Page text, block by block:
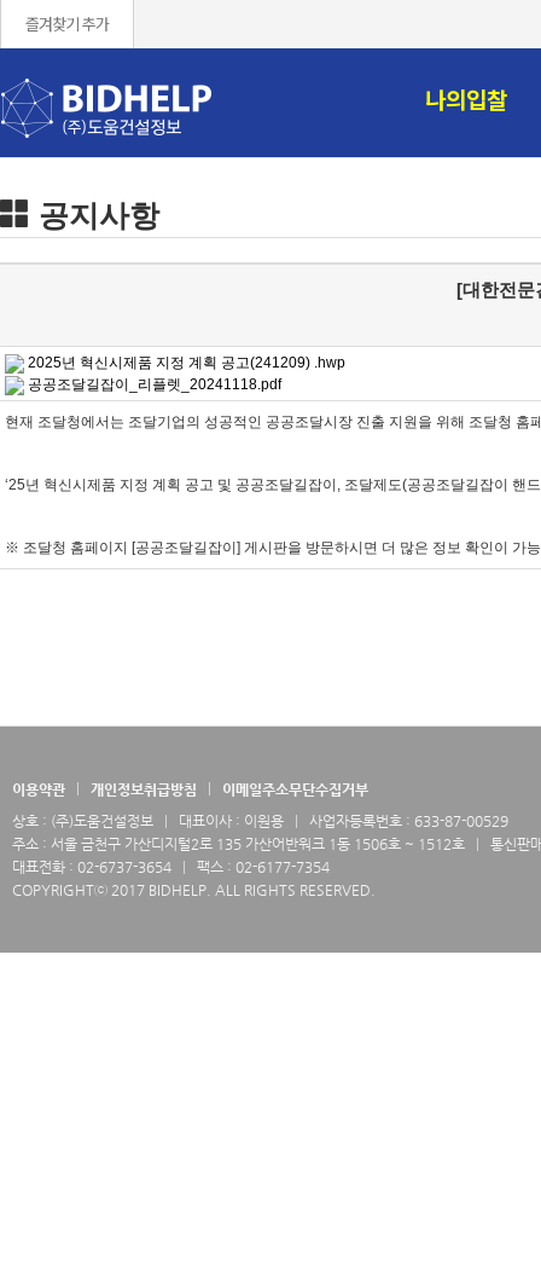
즐겨찾기 추가
나의입찰
공지사항
[대한전문
2025년 혁신시제품 지정 계획 공고(241209) .hwp
공공조달길잡이_리플렛_20241118.pdf
현재 조달청에서는 조달기업의 성공적인 공공조달시장 진출 지원을 위해 조달청
‘25년 혁신시제품 지정 계획 공고 및 공공조달길잡이, 조달제도(공공조달길잡이 핸
※ 조달청 홈페이지 [공공조달길잡이] 게시판을 방문하시면 더 많은 정보 확인이 가
이용약관 개인정보취급방침
이메일주소무단수집거부
상호 : (주)도움건설정보
대표이사 : 이원용
사업자등록번호 : 633-87-00529
주소 : 서울 금천구 가산디지털2로 135 가산어반워크 1동 1506호 ~ 1512호
통신판
대표전화 : 02-6737-3654
팩스 : 02-6177-7354
COPYRIGHTⓒ 2017 BIDHELP. ALL RIGHTS RESERVED.